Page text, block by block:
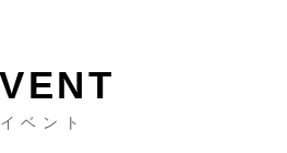
イベント